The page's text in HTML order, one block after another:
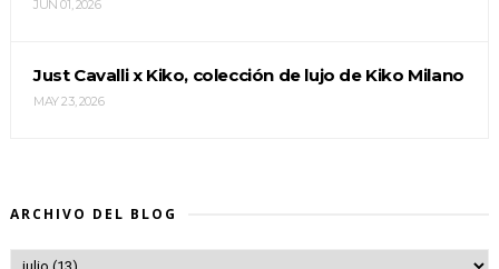
JUN 01, 2026
Just Cavalli x Kiko, colección de lujo de Kiko Milano
MAY 23, 2026
ARCHIVO DEL BLOG